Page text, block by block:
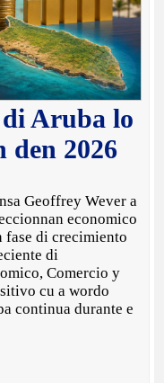
Aruba lo
den 2026
Geoffrey Wever a
economico
fase di crecimiento
di
Comercio y
cu a wordo
continua durante e